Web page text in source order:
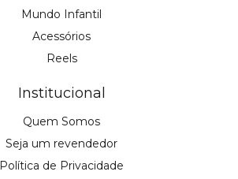
Mundo Infantil
Acessórios
Reels
Institucional
Quem Somos
Seja um revendedor
Política de Privacidade